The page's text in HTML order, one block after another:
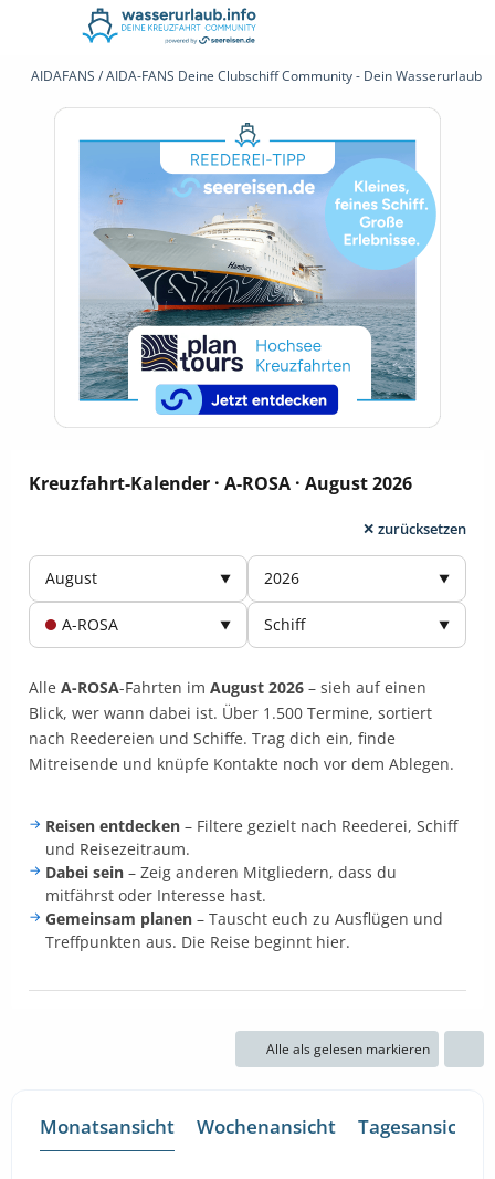
AIDAFANS / AIDA-FANS Deine Clubschiff Community - Dein Wasserurlaub
Kreuzfahrt-Kalender · A-ROSA · August 2026
✕ zurücksetzen
August ▼ 2026 ▼
A-ROSA ▼ Schiff ▼
Alle A-ROSA-Fahrten im August 2026 – sieh auf einen
Blick, wer wann dabei ist. Über 1.500 Termine, sortiert
nach Reedereien und Schiffe. Trag dich ein, finde
Mitreisende und knüpfe Kontakte noch vor dem Ablegen.
Reisen entdecken – Filtere gezielt nach Reederei, Schiff
und Reisezeitraum.
Dabei sein – Zeig anderen Mitgliedern, dass du
mitfährst oder Interesse hast.
Gemeinsam planen – Tauscht euch zu Ausflügen und
Treffpunkten aus. Die Reise beginnt hier.
Alle als gelesen markieren
Monatsansicht Wochenansicht Tagesansicht